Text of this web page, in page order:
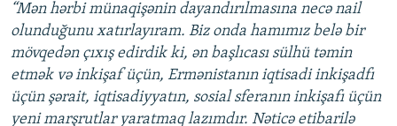
“Mən hərbi münaqişənin dayandırılmasına necə nail
olunduğunu xatırlayıram. Biz onda hamımız belə bir
mövqedən çıxış edirdik ki, ən başlıcası sülhü təmin
etmək və inkişaf üçün, Ermənistanın iqtisadi inkişadfı
üçün şərait, iqtisadiyyatın, sosial sferanın inkişafı üçün
yeni marşrutlar yaratmaq lazımdır. Nəticə etibarilə